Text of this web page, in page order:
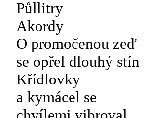
Půllitry
Akordy
O promočenou zeď
se opřel dlouhý stín
Křídlovky
a kymácel se